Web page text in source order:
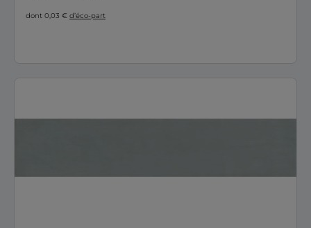
dont 0,03 € d’éco-part